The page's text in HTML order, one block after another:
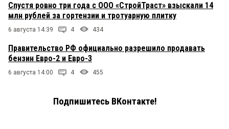
Спустя ровно три года с ООО «СтройТраст» взыскали 14
млн рублей за гортензии и тротуарную плитку
6 августа 14:39 4 434
Правительство РФ официально разрешило продавать
бензин Евро-2 и Евро-3
6 августа 14:00 4 455
Подпишитесь ВКонтакте!